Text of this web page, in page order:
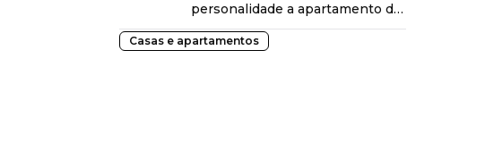
personalidade a apartamento de
227 m²
Casas e apartamentos